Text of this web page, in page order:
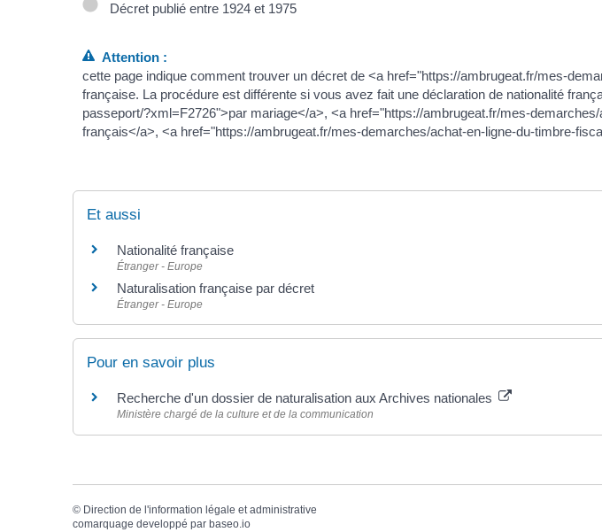
Décret publié entre 1924 et 1975
Attention :
cette page indique comment trouver un décret de <a href="https://ambrugeat.fr/mes-
française. La procédure est différente si vous avez fait une déclaration de nationalité
passeport/?xml=F2726">par mariage</a>, <a href="https://ambrugeat.fr/mes-
français</a>, <a href="https://ambrugeat.fr/mes-demarches/achat-en-ligne-du-timbre-
Et aussi
Nationalité française
Étranger - Europe
Naturalisation française par décret
Étranger - Europe
Pour en savoir plus
Recherche d'un dossier de naturalisation aux Archives nationales
Ministère chargé de la culture et de la communication
© Direction de l'information légale et administrative
comarquage developpé parbaseo.io